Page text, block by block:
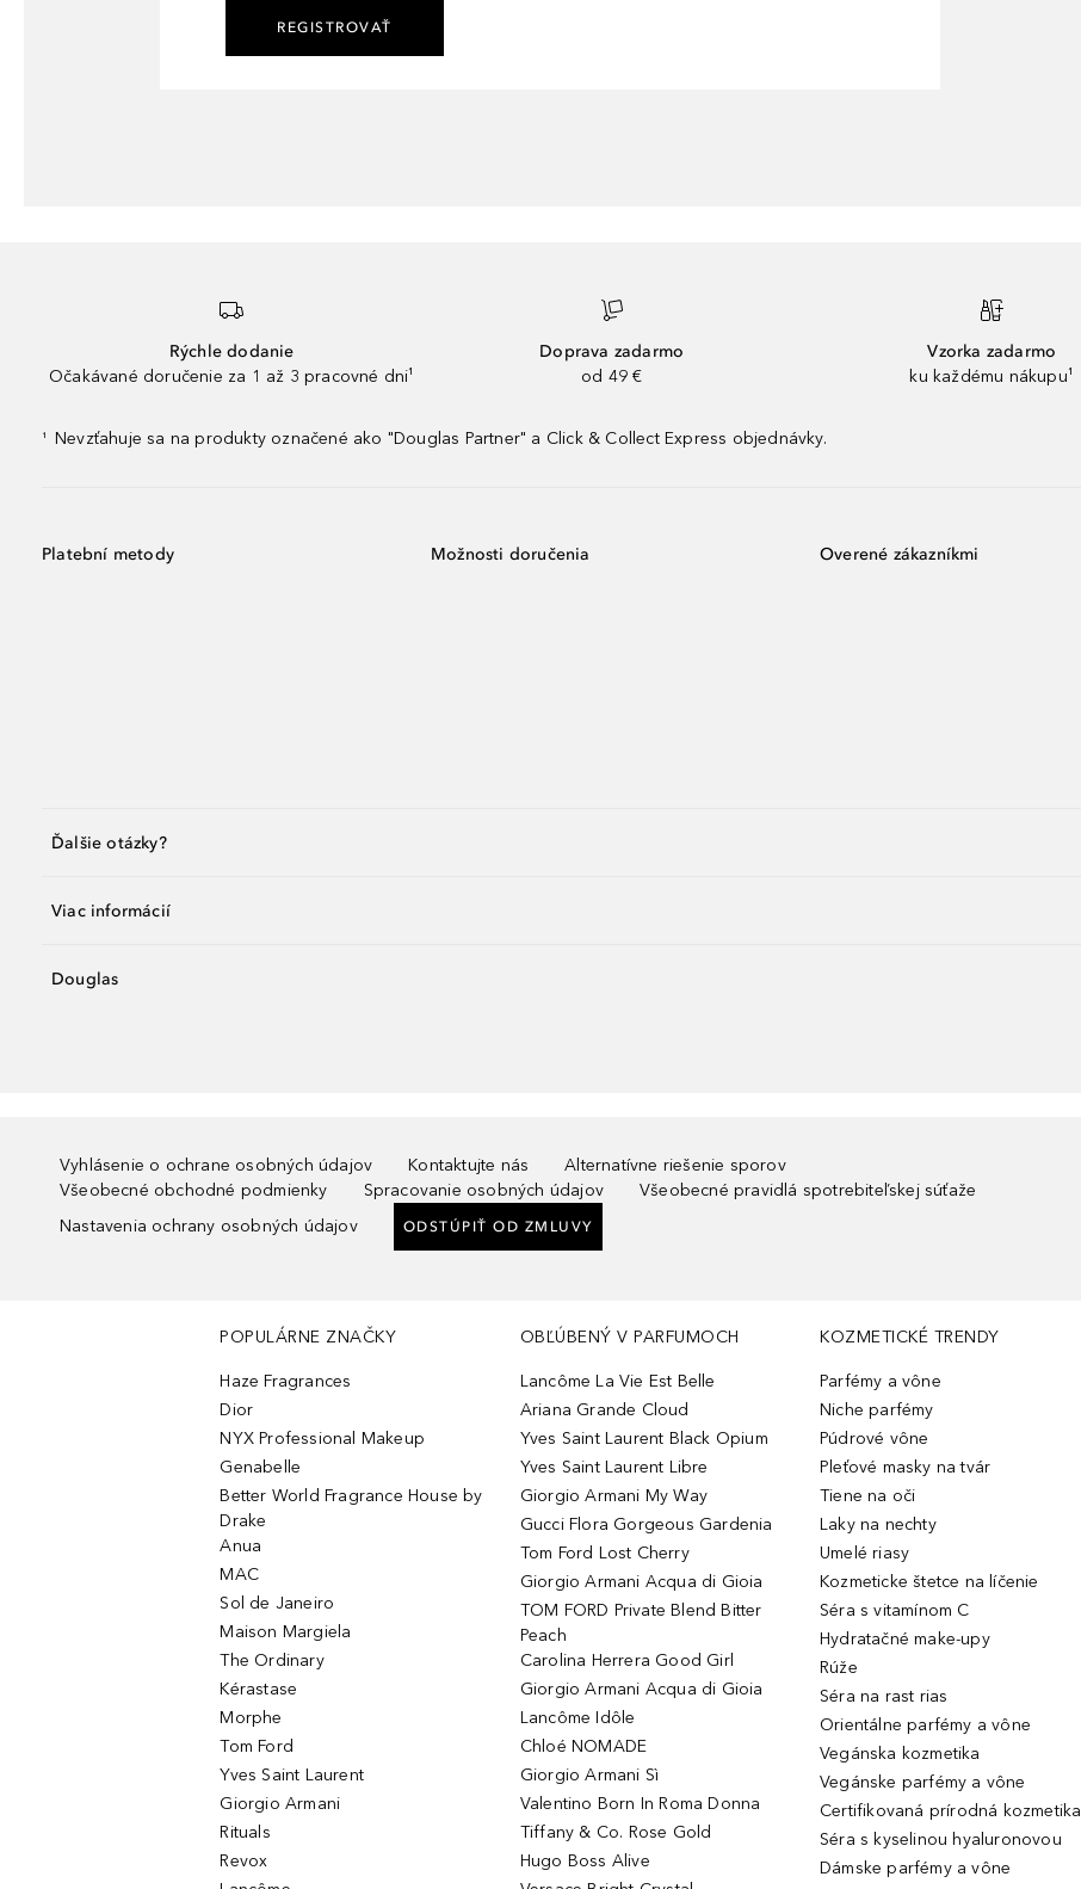
REGISTROVAŤ
Rýchle dodanie
Očakávané doručenie za 1 až 3 pracovné dni¹
Doprava zadarmo
od 49 €
Vzorka zadarmo
ku každému nákupu¹
¹ Nevzťahuje sa na produkty označené ako "Douglas Partner" a Click & Collect Express objednávky.
Platební metody Možnosti doručenia Overené zákazníkmi
Ďalšie otázky?
Viac informácií
Douglas
Vyhlásenie o ochrane osobných údajov Kontaktujte nás
Alternatívne riešenie sporov
Všeobecné obchodné podmienky
Spracovanie osobných údajov
Všeobecné pravidlá spotrebiteľskej súťaže
Nastavenia ochrany osobných údajov
ODSTÚPIŤ OD ZMLUVY
POPULÁRNE ZNAČKY
Haze Fragrances
Dior
NYX Professional Makeup
Genabelle
Better World Fragrance House by
Drake
Anua
MAC
Sol de Janeiro
Maison Margiela
The Ordinary
Kérastase
Morphe
Tom Ford
Yves Saint Laurent
Giorgio Armani
Rituals
Revox
OBĽÚBENÝ V PARFUMOCH
Lancôme La Vie Est Belle
Ariana Grande Cloud
Yves Saint Laurent Black Opium
Yves Saint Laurent Libre
Giorgio Armani My Way
Gucci Flora Gorgeous Gardenia
Tom Ford Lost Cherry
Giorgio Armani Acqua di Gioia
TOM FORD Private Blend Bitter
Peach
Carolina Herrera Good Girl
Giorgio Armani Acqua di Gioia
Lancôme Idôle
Chloé NOMADE
Giorgio Armani Sì
Valentino Born In Roma Donna
Tiffany & Co. Rose Gold
Hugo Boss Alive
KOZMETICKÉ TRENDY
Parfémy a vône
Niche parfémy
Púdrové vône
Pleťové masky na tvár
Tiene na oči
Laky na nechty
Umelé riasy
Kozmeticke štetce na líčenie
Séra s vitamínom C
Hydratačné make-upy
Rúže
Séra na rast rias
Orientálne parfémy a vône
Vegánska kozmetika
Vegánske parfémy a vône
Certifikovaná prírodná kozmetika
Séra s kyselinou hyaluronovou
Dámske parfémy a vône